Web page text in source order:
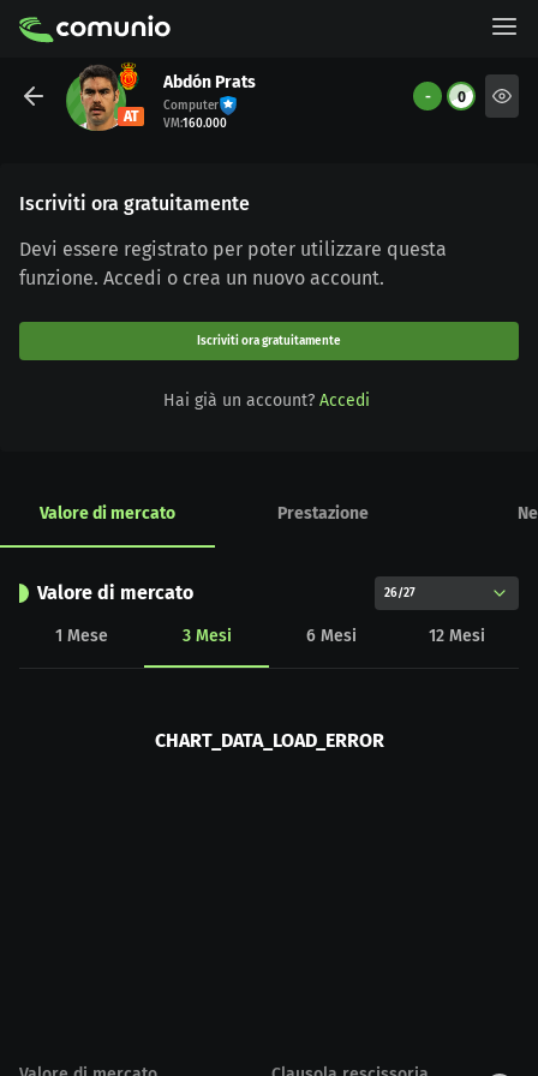
AT
Abdón Prats
Computer
VM:160.000
- 0
Iscriviti ora gratuitamente
Devi essere registrato per poter utilizzare questa
funzione. Accedi o crea un nuovo account.
Iscriviti ora gratuitamente
Hai già un account? Accedi
Valore di mercato Prestazione
Valore di mercato 26/27
1 Mese 3 Mesi 6 Mesi 12 Mesi
CHART_DATA_LOAD_ERROR